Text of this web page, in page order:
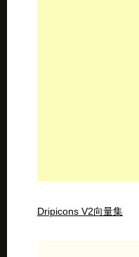
Dripicons V2向量集